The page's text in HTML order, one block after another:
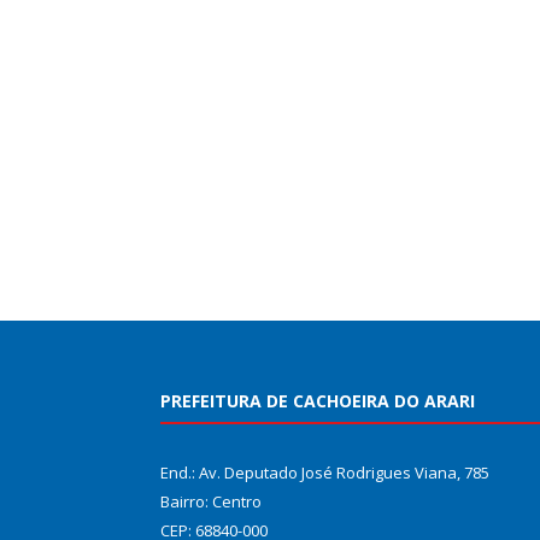
PREFEITURA DE CACHOEIRA DO ARARI
End.: Av. Deputado José Rodrigues Viana, 785
Bairro: Centro
CEP: 68840-000